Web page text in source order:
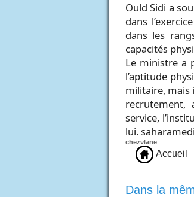
Ould Sidi a
dans
dans les
capacités
Le ministre a
l’aptitude
militaire, mais
recrutement,
service,
lui.
chezvlane
Accueil
Dans la